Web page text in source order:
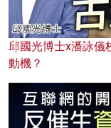
邱國光博士x潘詠儀
動機？